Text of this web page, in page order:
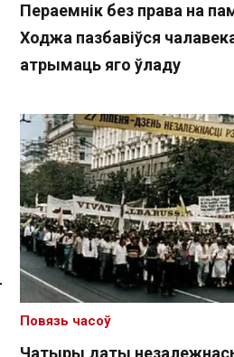
Спасылка без VPN
Пераемнік без права на
Ходжа пазбавіўся
атрымаць яго ўладу
Чатыры даты
Повязь часоў